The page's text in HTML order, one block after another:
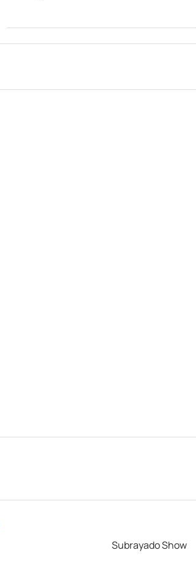
Subrayado Show